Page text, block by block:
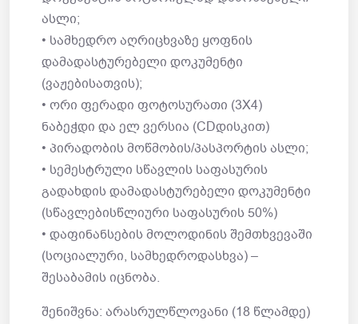
ასლი;
• სამხედრო აღრიცხვაზე ყოფნის
დამადასტურებელი დოკუმენტი
(ვაჟებისათვის);
• ორი ფერადი ფოტოსურათი (3X4)
ნაბეჭდი და ელ ვერსია (CDდისკით)
• პირადობის მოწმობის/პასპორტის ასლი;
• სემესტრული სწავლის საფასურის
გადახდის დამადასტურებელი დოკუმენტი
(სწავლებისწლიური საფასურის 50%)
• დაფინანსების მოლოდინის შემთხვევაში
(სოციალური, სამხედროდასხვა) –
შესაბამის იცნობა.
შენიშვნა: არასრულწლოვანი (18 წლამდე)